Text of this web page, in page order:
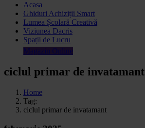
Acasa
Ghiduri Achiziții Smart
Lumea Școlară Creativă
Viziunea Dacris
Spații de Lucru
Magazin Online
ciclul primar de invatamant
Home
Tag:
ciclul primar de invatamant